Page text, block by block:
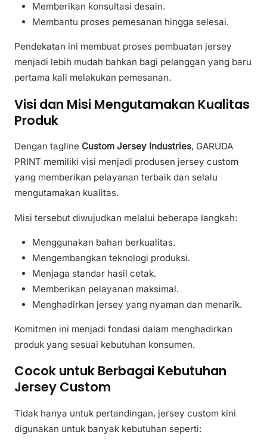
Memberikan konsultasi desain.
Membantu proses pemesanan hingga selesai.
Pendekatan ini membuat proses pembuatan jersey
menjadi lebih mudah bahkan bagi pelanggan yang baru
pertama kali melakukan pemesanan.
Visi dan Misi Mengutamakan Kualitas
Produk
Dengan tagline Custom Jersey Industries, GARUDA
PRINT memiliki visi menjadi produsen jersey custom
yang memberikan pelayanan terbaik dan selalu
mengutamakan kualitas.
Misi tersebut diwujudkan melalui beberapa langkah:
Menggunakan bahan berkualitas.
Mengembangkan teknologi produksi.
Menjaga standar hasil cetak.
Memberikan pelayanan maksimal.
Menghadirkan jersey yang nyaman dan menarik.
Komitmen ini menjadi fondasi dalam menghadirkan
produk yang sesuai kebutuhan konsumen.
Cocok untuk Berbagai Kebutuhan
Jersey Custom
Tidak hanya untuk pertandingan, jersey custom kini
digunakan untuk banyak kebutuhan seperti: